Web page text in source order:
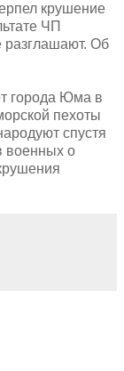
крушение
ЧП
разглашают. Об
города Юма в
пехоты
спустя
военных о